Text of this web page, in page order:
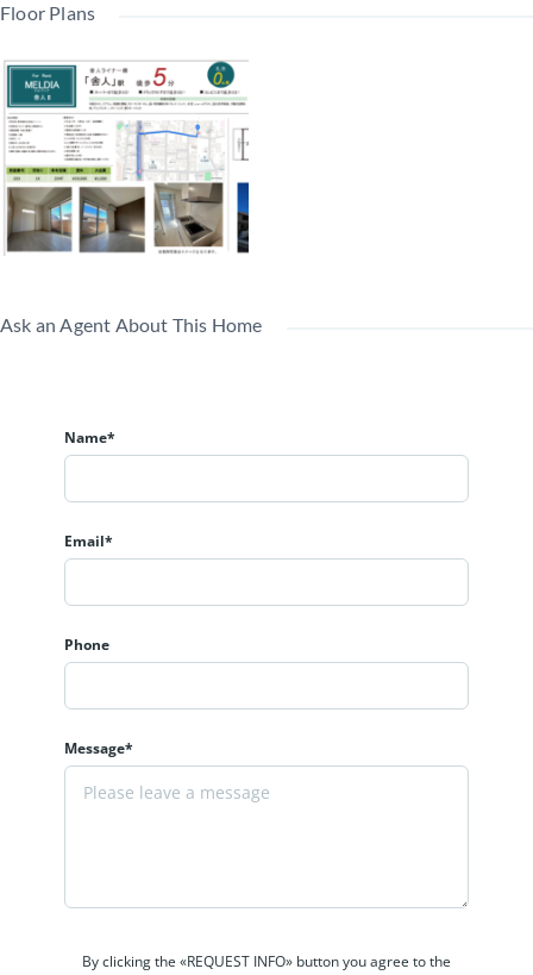
Floor Plans
Ask an Agent About This Home
Name*
Email*
Phone
Message*
By clicking the «REQUEST INFO» button you agree to the